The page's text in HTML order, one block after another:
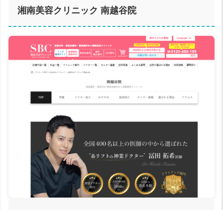
湘南美容クリニック 南越谷院